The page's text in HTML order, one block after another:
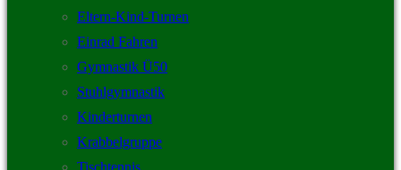
Eltern-Kind-Turnen
Einrad Fahren
Gymnastik Ü50
Stuhlgymnastik
Kinderturnen
Krabbelgruppe
Tischtennis